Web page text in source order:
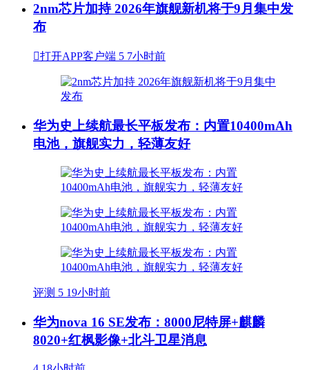
2nm芯片加持 2026年旗舰新机将于9月集中发
布
打开APP客户端 5 7小时前
华为史上续航最长平板发布：内置10400mAh
电池，旗舰实力，轻薄友好
评测 5 19小时前
华为nova 16 SE发布：8000尼特屏+麒麟
8020+红枫影像+北斗卫星消息